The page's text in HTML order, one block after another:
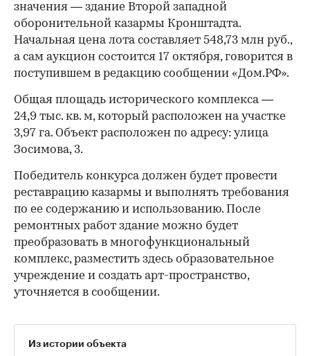
значения — здание Второй западной
оборонительной казармы Кронштадта.
Начальная цена лота составляет 548,73 млн руб.,
а сам аукцион состоится 17 октября, говорится в
поступившем в редакцию сообщении «Дом.РФ».
Общая площадь исторического комплекса —
24,9 тыс. кв. м, который расположен на участке
3,97 га. Объект расположен по адресу: улица
Зосимова, 3.
Победитель конкурса должен будет провести
реставрацию казармы и выполнять требования
по ее содержанию и использованию. После
ремонтных работ здание можно будет
преобразовать в многофункциональный
комплекс, разместить здесь образовательное
учреждение и создать арт-пространство,
уточняется в сообщении.
Из истории объекта